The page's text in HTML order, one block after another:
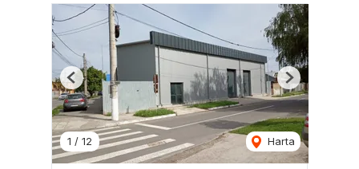
1 / 12 Harta
Previous Next